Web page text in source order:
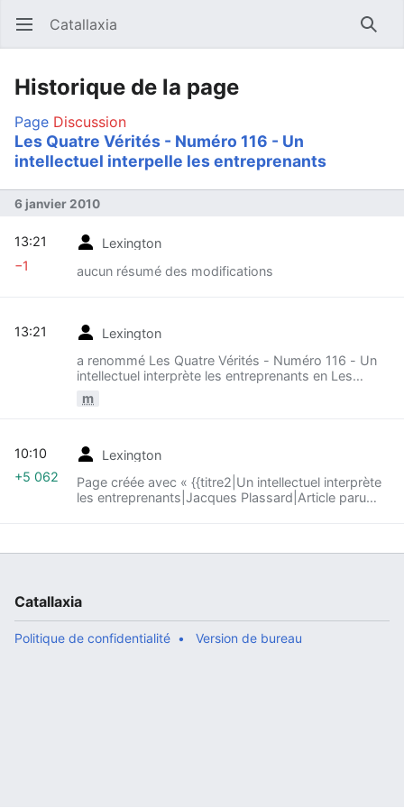
Ouvrir le menu principal Catallaxia
Historique de la page
Page Discussion
Les Quatre Vérités - Numéro 116 - Un
intellectuel interpelle les entreprenants
6 janvier 2010
Lexington
aucun résumé des modifications
13:21
−1
Lexington
a renommé Les Quatre Vérités - Numéro 116 - Un
intellectuel interprète les entreprenants en Les
interpelle les entreprenants
m
13:21
Lexington
Page créée avec « {{titre2|Un intellectuel interprète
les entreprenants|Jacques Plassard|Article paru
10:10
+5 062
Catallaxia
Politique de confidentialité Version de bureau